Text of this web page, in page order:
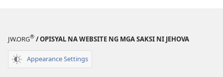
na
bagong
window)
JW.ORG® / OPISYAL NA WEBSITE NG MGA SAKSI NI JEHOVA
Appearance Settings